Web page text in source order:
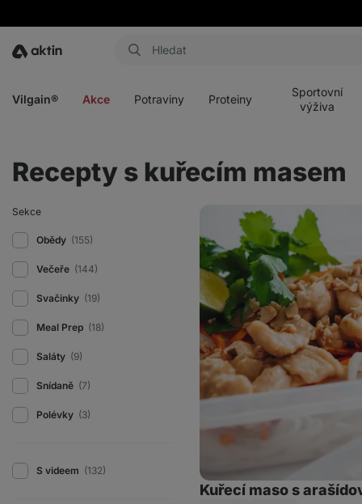
Aktin
Vilgain® Akce Potraviny Proteiny
Sportovní
výživa
Recepty s kuřecím masem
Sekce
Obědy (155)
Večeře (144)
Svačinky (19)
Meal Prep (18)
Saláty (9)
Snídaně (7)
Polévky (3)
S videem (132)
arašídovou
omáčkou
Kuřecí maso s